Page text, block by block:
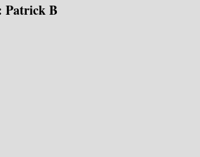
Patrick B